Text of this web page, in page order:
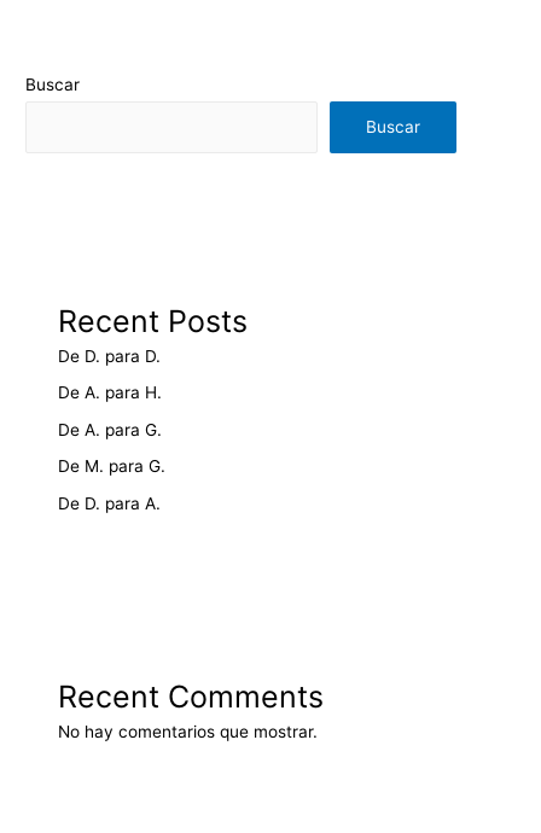
Buscar
Buscar
Recent Posts
De D. para D.
De A. para H.
De A. para G.
De M. para G.
De D. para A.
Recent Comments
No hay comentarios que mostrar.